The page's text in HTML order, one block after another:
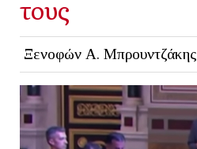
τους
Ξενοφών Α. Μπρουντζάκης